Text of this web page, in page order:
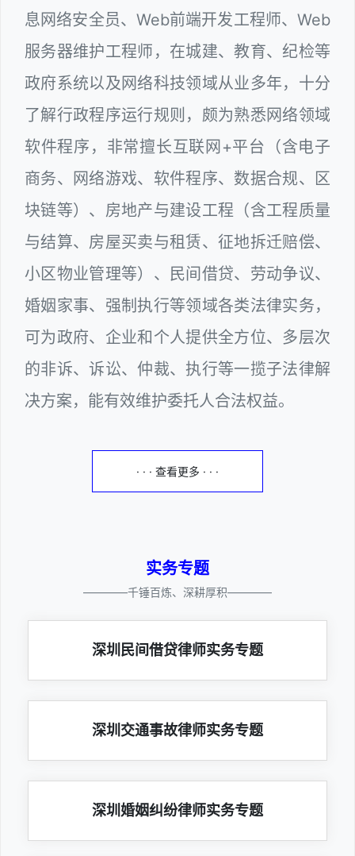
息网络安全员、Web前端开发工程师、Web
服务器维护工程师，在城建、教育、纪检等
政府系统以及网络科技领域从业多年，十分
了解行政程序运行规则，颇为熟悉网络领域
软件程序，非常擅长互联网+平台（含电子
商务、网络游戏、软件程序、数据合规、区
块链等）、房地产与建设工程（含工程质量
与结算、房屋买卖与租赁、征地拆迁赔偿、
小区物业管理等）、民间借贷、劳动争议、
婚姻家事、强制执行等领域各类法律实务，
可为政府、企业和个人提供全方位、多层次
的非诉、诉讼、仲裁、执行等一揽子法律解
决方案，能有效维护委托人合法权益。
· · · 查看更多 · · ·
实务专题
————千锤百炼、深耕厚积————
深圳民间借贷律师实务专题
深圳交通事故律师实务专题
深圳婚姻纠纷律师实务专题